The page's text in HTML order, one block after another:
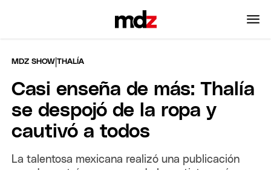
MDZ SHOW |THALÍA
Casi enseña de más: Thalía
se despojó de la ropa y
cautivó a todos
La talentosa mexicana realizó una publicación